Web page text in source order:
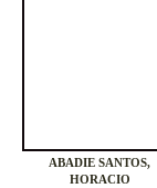
ABADIE SANTOS,
HORACIO